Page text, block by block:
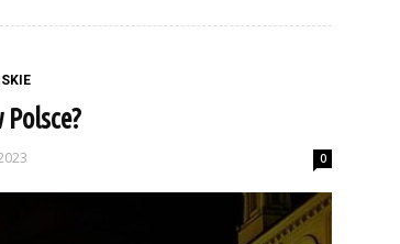
Polsce?
0